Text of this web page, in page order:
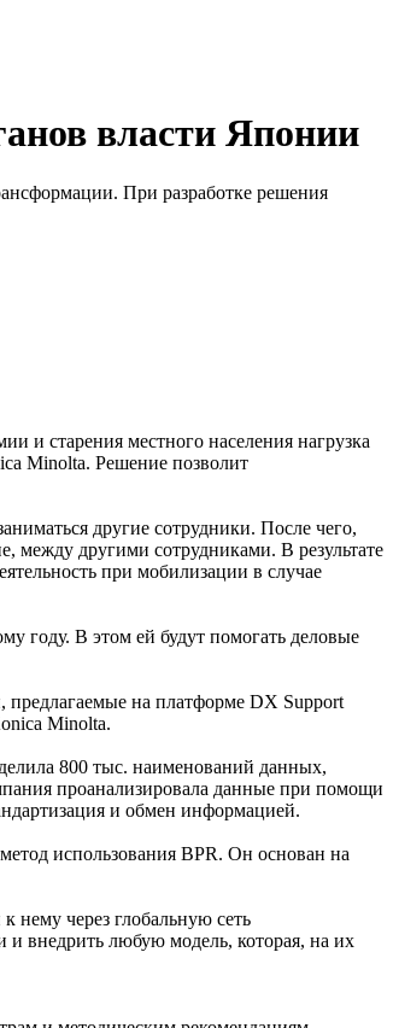
власти Японии
При разработке решения
и старения местного населения нагрузка
Minolta. Решение позволит
другие сотрудники. После чего,
между другими сотрудниками. В результате
при мобилизации в случае
году. В этом ей будут помогать деловые
на платформе DX Support
Minolta.
800 тыс. наименований данных,
проанализировала данные при помощи
и обмен информацией.
использования BPR. Он основан на
нему через глобальную сеть
и внедрить любую модель, которая, на их